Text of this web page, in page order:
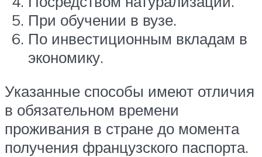
При обучении в вузе.
По инвестиционным вкладам в
экономику.
Указанные способы имеют отличия
в обязательном времени
проживания в стране до момента
получения французского паспорта.